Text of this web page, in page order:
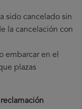
sido cancelado sin
la cancelación con
embarcar en el
plazas
reclamación